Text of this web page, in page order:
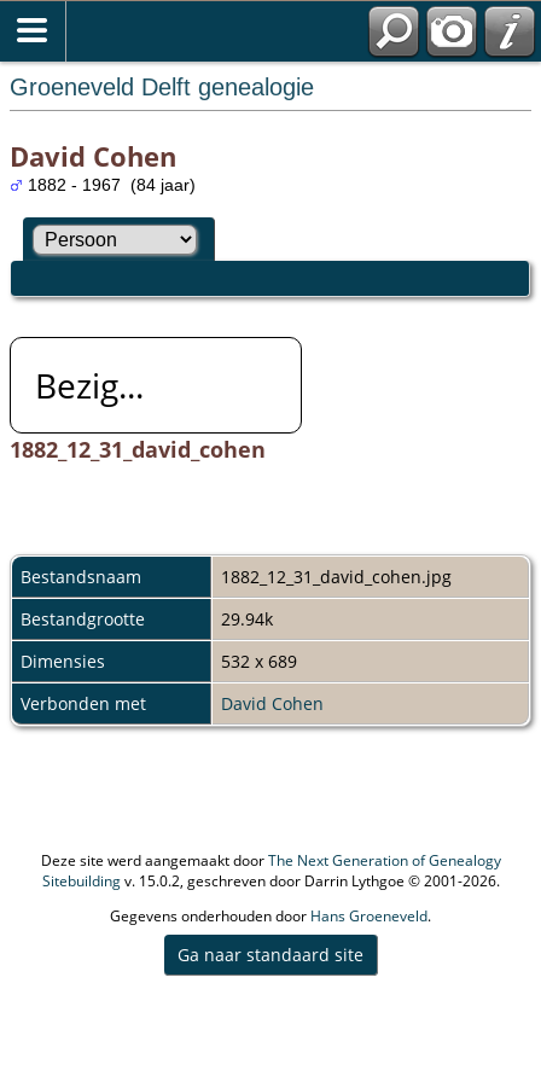
Groeneveld Delft genealogie
David Cohen
1882 - 1967 (84 jaar)
Bezig...
1882_12_31_david_cohen
Bestandsnaam
1882_12_31_david_cohen.jpg
Bestandgrootte
29.94k
Dimensies
532 x 689
Verbonden met
David Cohen
Deze site werd aangemaakt doorThe Next Generation of Genealogy
Sitebuildingv. 15.0.2, geschreven door Darrin Lythgoe © 2001-2026.
Gegevens onderhouden door Hans Groeneveld.
Ga naar standaard site